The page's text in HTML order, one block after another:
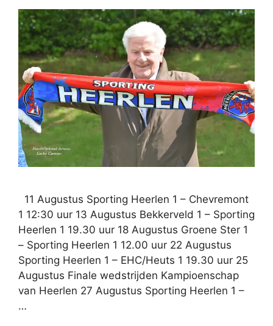
11 Augustus Sporting Heerlen 1 – Chevremont
1 12:30 uur 13 Augustus Bekkerveld 1 – Sporting
Heerlen 1 19.30 uur 18 Augustus Groene Ster 1
– Sporting Heerlen 1 12.00 uur 22 Augustus
Sporting Heerlen 1 – EHC/Heuts 1 19.30 uur 25
Augustus Finale wedstrijden Kampioenschap
van Heerlen 27 Augustus Sporting Heerlen 1 –
…